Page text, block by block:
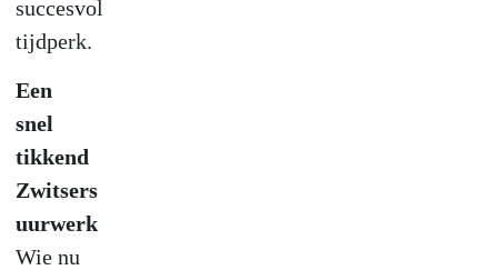
succesvol
tijdperk.
Een
snel
tikkend
Zwitsers
uurwerk
Wie nu